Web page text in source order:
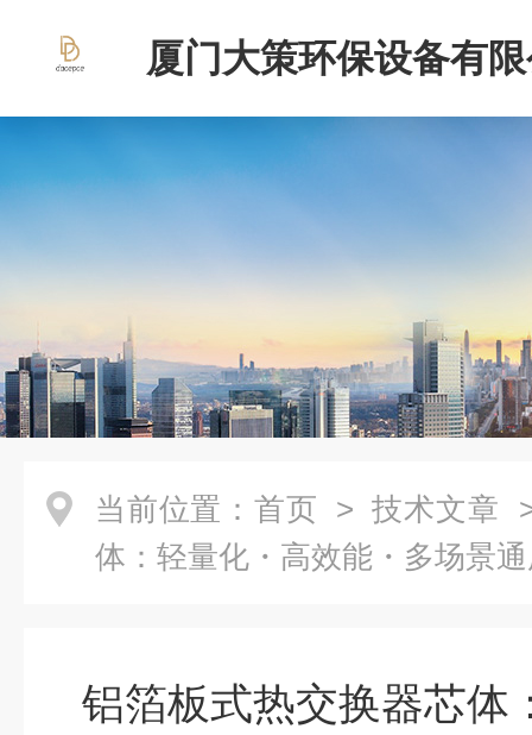
厦门大策环保设备有
当前位置： 首页 > 技术文章
体：轻量化・高效能・多场景
铝箔板式热交换器芯体